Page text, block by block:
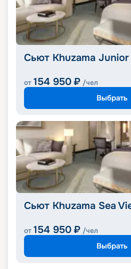
Сьют Khuzama
от 154 950 ₽ /чел
Выбрать
Сьют Khuzama Sea
от 154 950 ₽ /чел
Выбрать